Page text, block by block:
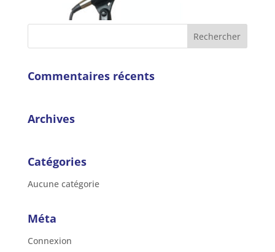
Commentaires récents
Archives
Catégories
Aucune catégorie
Méta
Connexion